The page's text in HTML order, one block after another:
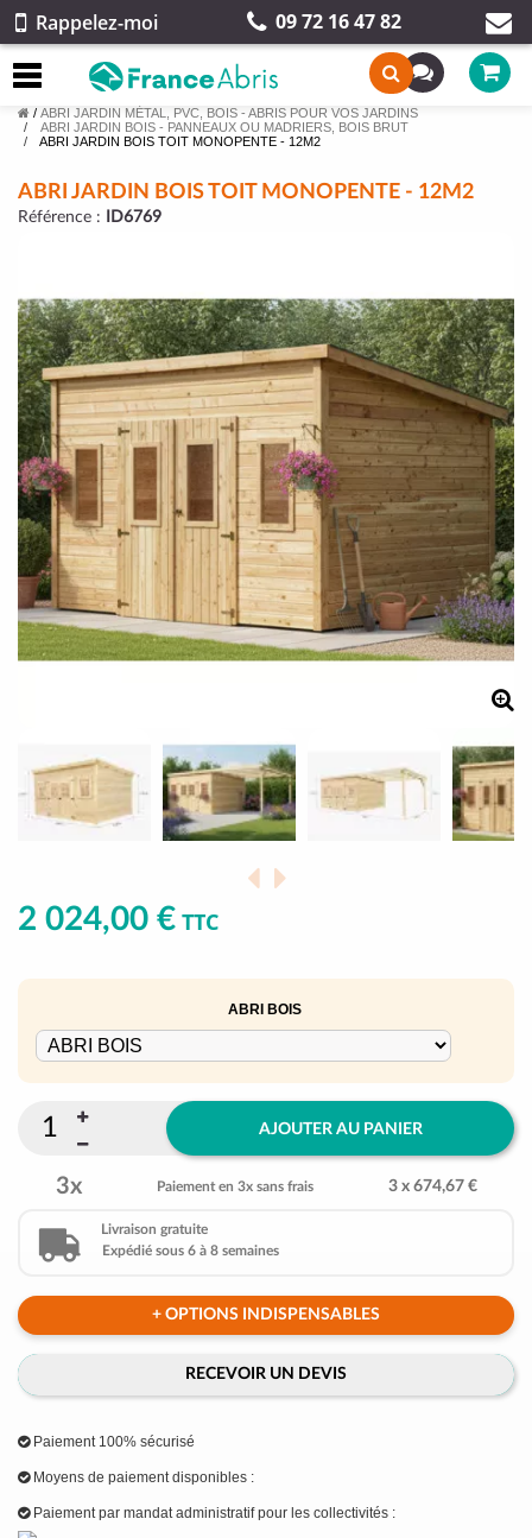
Rappelez-moi 09 72 16 47 82
/ ABRI JARDIN MÉTAL, PVC, BOIS - ABRIS POUR VOS JARDINS
ABRI JARDIN BOIS - PANNEAUX OU MADRIERS, BOIS BRUT
ABRI JARDIN BOIS TOIT MONOPENTE - 12M2
ABRI JARDIN BOIS TOIT MONOPENTE - 12M2
Référence : ID6769
2 024,00 € TTC
ABRI BOIS
AJOUTER AU PANIER
3x Paiement en 3x sans frais 3 x 674,67 €
Livraison gratuite
Expédié sous 6 à 8 semaines
+ OPTIONS INDISPENSABLES
RECEVOIR UN DEVIS
Paiement 100% sécurisé
Moyens de paiement disponibles :
Paiement par mandat administratif pour les collectivités :